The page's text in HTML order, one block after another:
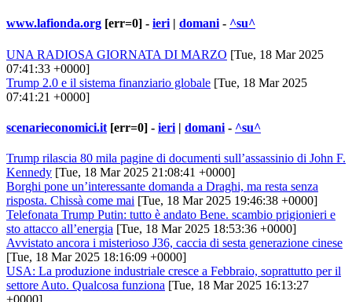
www.lafionda.org [err=0] - ieri | domani - ^su^
UNA RADIOSA GIORNATA DI MARZO [Tue, 18 Mar 2025
07:41:33 +0000]
Trump 2.0 e il sistema finanziario globale [Tue, 18 Mar 2025
07:41:21 +0000]
scenarieconomici.it [err=0] - ieri | domani - ^su^
Trump rilascia 80 mila pagine di documenti sull’assassinio di John F.
Kennedy [Tue, 18 Mar 2025 21:08:41 +0000]
Borghi pone un’interessante domanda a Draghi, ma resta senza
risposta. Chissà come mai [Tue, 18 Mar 2025 19:46:38 +0000]
Telefonata Trump Putin: tutto è andato Bene. scambio prigionieri e
sto attacco all’energia [Tue, 18 Mar 2025 18:53:36 +0000]
Avvistato ancora i misterioso J36, caccia di sesta generazione cinese
[Tue, 18 Mar 2025 18:16:09 +0000]
USA: La produzione industriale cresce a Febbraio, soprattutto per il
settore Auto. Qualcosa funziona [Tue, 18 Mar 2025 16:13:27
+0000]